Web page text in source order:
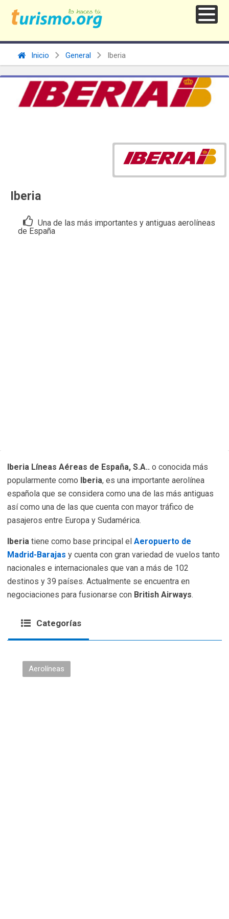
Inicio General Iberia
Iberia
Una de las más importantes y antiguas aerolíneas
de España
Iberia Líneas Aéreas de España, S.A.. o conocida más
popularmente como
Iberia, es una importante aerolínea
española que se considera como una de las más antiguas
así como una de las que cuenta con mayor tráfico de
pasajeros entre Europa y Sudamérica.
Iberia tiene como base principal el Aeropuerto de
Madrid-Barajas y cuenta con gran variedad de vuelos tanto
nacionales e internacionales que van a más de 102
destinos y 39 países. Actualmente se encuentra en
negociaciones para fusionarse con British Airways.
Categorías
Aerolíneas